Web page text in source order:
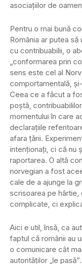
asociațiilor de
Pentru o mai bună
România ar putea
cu contribuabilii, o
„conformarea prin
sens este cel al
comportamentală,
Ceea ce a făcut a
poștă,
momentului în care
declarațiile
afara țării.
intenționați, ci că nu
raportarea. O altă
norvegian a fost
cale de a ajunge la
scrisoarea pe hârtie,
complicate, ci
Aici e util, însă, ca
faptul că românii au
o comunicare cât
autorităților „le